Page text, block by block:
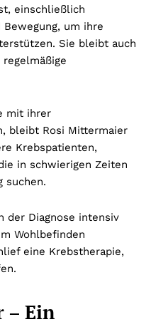
einschließlich
um ihre
Sie bleibt auch
mit ihrer
bleibt Rosi Mittermaier
Krebspatienten,
in schwierigen Zeiten
suchen.
der Diagnose intensiv
Wohlbefinden
eine Krebstherapie,
– Ein